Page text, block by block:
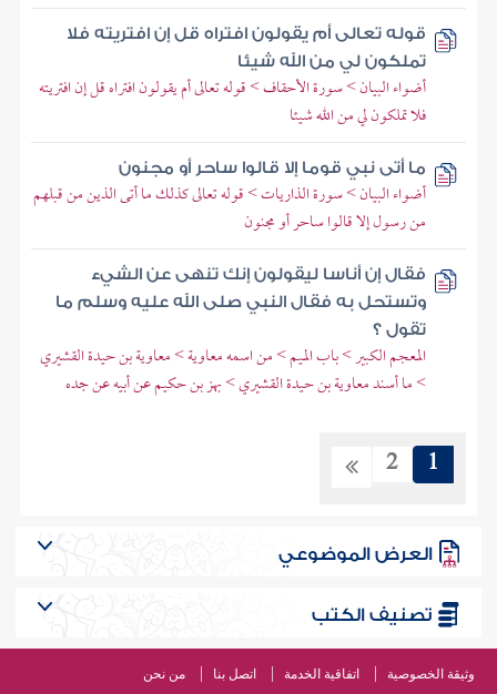
قوله تعالى أم يقولون افتراه قل إن افتريته فلا
تملكون لي من الله شيئا
أضواء البيان > سورة الأحقاف > قوله تعالى أم يقولون افتراه قل إن افتريته
فلا تملكون لي من الله شيئا
ما أتى نبي قوما إلا قالوا ساحر أو مجنون
أضواء البيان > سورة الذاريات > قوله تعالى كذلك ما أتى الذين من قبلهم
من رسول إلا قالوا ساحر أو مجنون
فقال إن أناسا ليقولون إنك تنهى عن الشيء
وتستحل به فقال النبي صلى الله عليه وسلم ما
تقول ؟
المعجم الكبير > باب الميم > من اسمه معاوية > معاوية بن حيدة القشيري
> ما أسند معاوية بن حيدة القشيري > بهز بن حكيم عن أبيه عن جده
1
2
العرض الموضوعي
تصنيف الكتب
وثيقة الخصوصية اتفاقية الخدمة اتصل بنا من نحن